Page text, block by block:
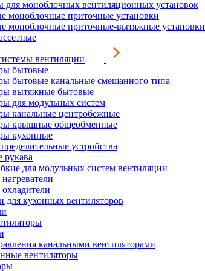
для моноблочных вентиляционных установок
моноблочные приточные установки
моноблочные приточные-вытяжные установки
вентиляции
бытовые
бытовые канальные смешанного типа
вытяжные бытовые
для модульных систем
канальные центробежные
крышные общеобменные
кухонные
устройства
для модульных систем вентиляции
для кухонных вентиляторов
канальными вентиляторами
вентиляторы